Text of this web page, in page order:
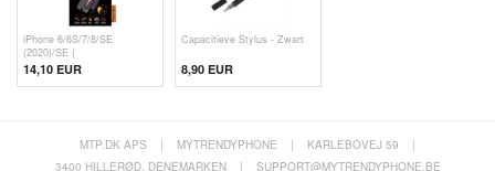
iPhone 6/6S/7/8/SE
(2020)/SE (
14,10 EUR
Capacitieve Stylus - Zwart
8,90 EUR
MTP.DK APS | MYTRENDYPHONE | KARLEBOVEJ 59
|
3400 HILLERØD, DENEMARKEN
| SUPPORT@MYTRENDYPHONE.BE